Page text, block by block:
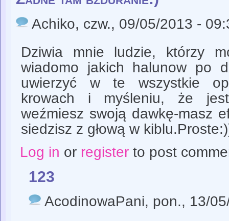
Achiko, czw., 09/05/2013 -
Dziwia mnie ludzie, którzy
wiadomo jakich halunow po
uwierzyć w te wszystkie
krowach i myśleniu, że jest
weźmiesz swoją dawkę-masz
siedzisz z głową w
Log in or registerto post
123
AcodinowaPani, pon., 13/